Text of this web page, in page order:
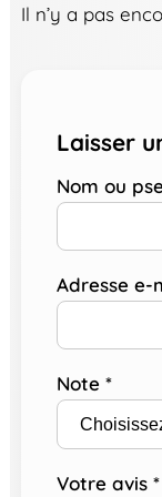
Il n’y a pas
Laisser
Nom ou
Adresse e-
Note *
Votre avis *